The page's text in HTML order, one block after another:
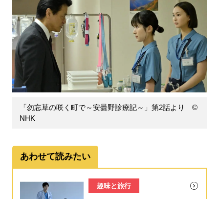
「勿忘草の咲く町で～安曇野診療記～」第2話より ©
NHK
あわせて読みたい
趣味と旅行